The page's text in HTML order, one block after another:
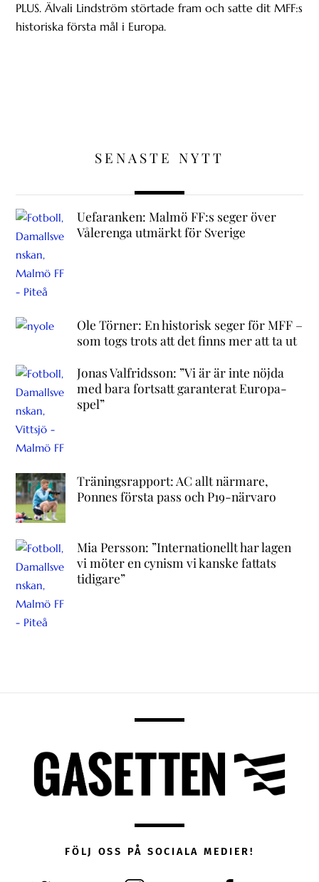
PLUS. Älvali Lindström störtade fram och satte dit MFF:s
historiska första mål i Europa.
SENASTE NYTT
Uefaranken: Malmö FF:s seger över
Vålerenga utmärkt för Sverige
Ole Törner: En historisk seger för MFF –
som togs trots att det finns mer att ta ut
Jonas Valfridsson: ”Vi är är inte nöjda
med bara fortsatt garanterat Europa-
spel”
Träningsrapport: AC allt närmare,
Ponnes första pass och P19-närvaro
Mia Persson: ”Internationellt har lagen
vi möter en cynism vi kanske fattats
tidigare”
FÖLJ OSS PÅ SOCIALA MEDIER!